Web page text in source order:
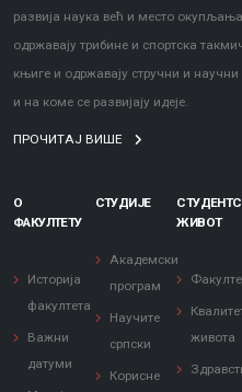
развија наука већ и место
одржавају трибине и спортска
књиге и одржавају стручни и
и на коме се развијају идеје.
ПРОЧИТАЈ ВИШЕ
О
ФАКУЛТЕТУ
Историја
факултета
Важни
датуми
СТУДИЈЕ
Академски
програм
Научите
српски
Корисне
ЖИВОТ
живота